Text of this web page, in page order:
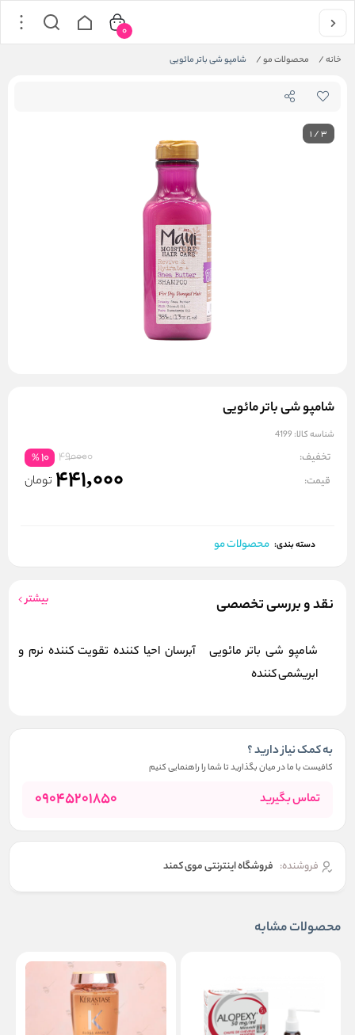
خانه/ محصولات مو/ شامپو شی باتر مائویی
0
1/3
شامپو شی باتر مائویی
شناسه کالا: 4199
تخفیف: 490000
10
%
قیمت: 441,000 تومان
دسته بندی: محصولات مو
نقد و بررسی تخصصی بیشتر
شامپو شی باتر مائویی آبرسان احیا کننده تقویت کننده نرم و
ابریشمی کننده
به کمک نیاز دارید ؟
کافیست با ما در میان بگذارید تا شما را راهنمایی کنیم
تماس بگیرید 09045201850
فروشنده: فروشگاه اینترنتی موی کمند
محصولات مشابه